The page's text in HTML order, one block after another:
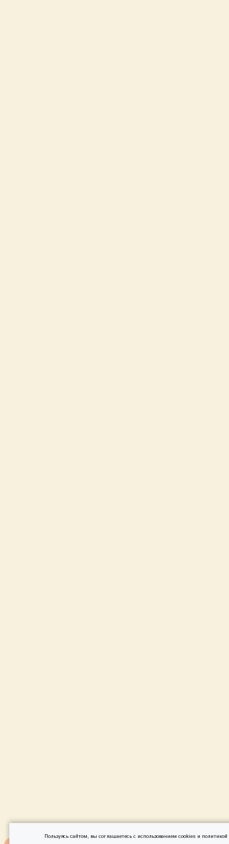
Пользуясь сайтом, вы соглашаетесь с использованием cookies и